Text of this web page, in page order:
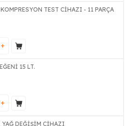
TEST CİHAZI - 11 PARÇA
15 LT.
DEĞİŞİM CİHAZI